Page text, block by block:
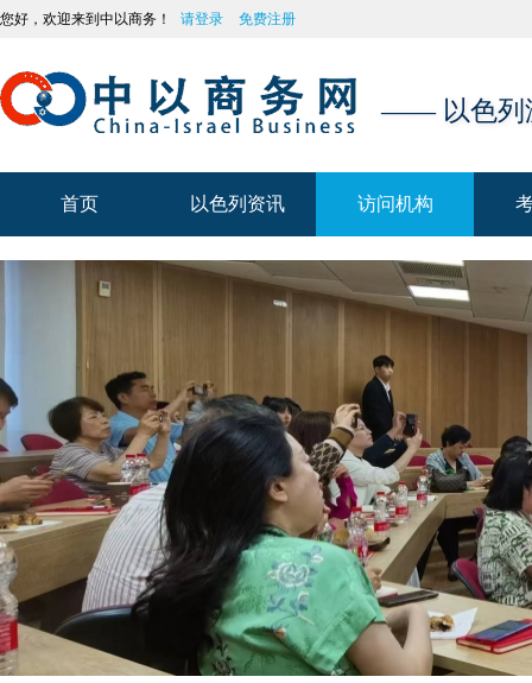
您好，欢迎来到中以商务！ 请登录 免费注册
—— 以色列
首页 以色列资讯
以色列资讯
访问机构
访问机构